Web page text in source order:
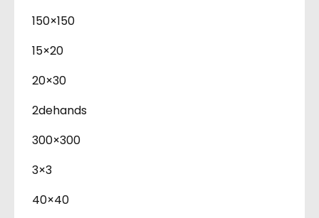
150×150
15×20
20×30
2dehands
300×300
3×3
40×40